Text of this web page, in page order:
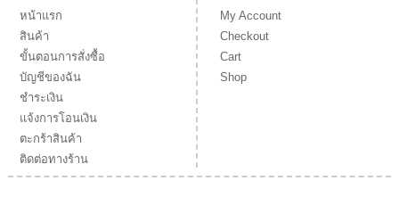
หน้าแรก
สินค้า
ขั้นตอนการสั่งซื้อ
บัญชีของฉัน
ชำระเงิน
แจ้งการโอนเงิน
ตะกร้าสินค้า
ติดต่อทางร้าน
My Account
Checkout
Cart
Shop